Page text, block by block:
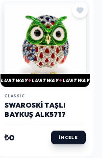
LUSTWAY LUSTWAY LUSTWAY
CLASSIC
SWAROSKI TAŞLI
BAYKUŞ ALK5717
₺0 İNCELE